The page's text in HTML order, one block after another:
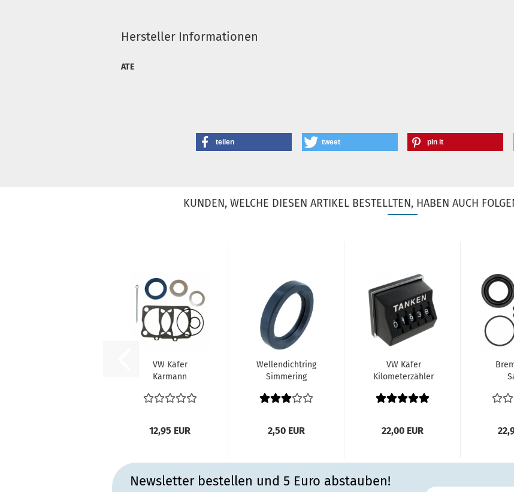
Hersteller Informationen
ATE
teilen tweet pin it
KUNDEN, WELCHE DIESEN ARTIKEL BESTELLTEN, HABEN AUCH
VW Käfer
Karmann
Dichtungssatz
12,95 EUR
Wellendichtring
Simmering
Bremstrommel
2,50 EUR
VW Käfer
Kilometerzähler
Kilometer...
22,00 EUR
Newsletter bestellen und 5 Euro abstauben!